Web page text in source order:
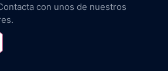
con unos de nuestros